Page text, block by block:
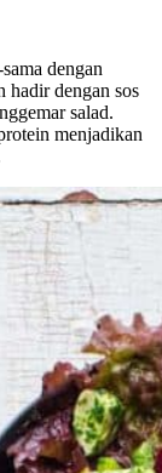
dengan
hadir dengan sos
salad.
menjadikan